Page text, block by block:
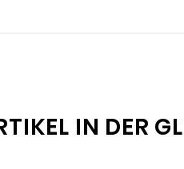
IN DER